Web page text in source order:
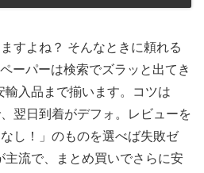
すよね？ そんなときに頼れる
ーパーは検索でズラッと出てき
輸入品まで揃います。コツは
翌日到着がデフォ。レビューを
し！」のものを選べば失敗ゼ
主流で、まとめ買いでさらに安